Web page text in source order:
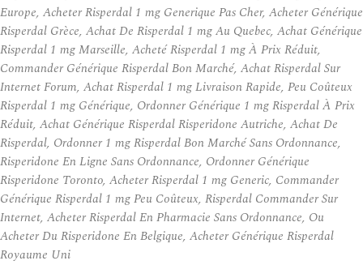
Europe, Acheter Risperdal 1 mg Generique Pas Cher, Acheter Générique
Risperdal Grèce, Achat De Risperdal 1 mg Au Quebec, Achat Générique
Risperdal 1 mg Marseille, Acheté Risperdal 1 mg À Prix Réduit,
Commander Générique Risperdal Bon Marché, Achat Risperdal Sur
Internet Forum, Achat Risperdal 1 mg Livraison Rapide, Peu Coûteux
Risperdal 1 mg Générique, Ordonner Générique 1 mg Risperdal À Prix
Réduit, Achat Générique Risperdal Risperidone Autriche, Achat De
Risperdal, Ordonner 1 mg Risperdal Bon Marché Sans Ordonnance,
Risperidone En Ligne Sans Ordonnance, Ordonner Générique
Risperidone Toronto, Acheter Risperdal 1 mg Generic, Commander
Générique Risperdal 1 mg Peu Coûteux, Risperdal Commander Sur
Internet, Acheter Risperdal En Pharmacie Sans Ordonnance, Ou
Acheter Du Risperidone En Belgique, Acheter Générique Risperdal
Royaume Uni